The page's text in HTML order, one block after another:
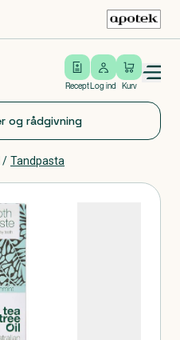
Recept
Log ind
Log ind Kurv
Open/close menu
/ Tandpasta